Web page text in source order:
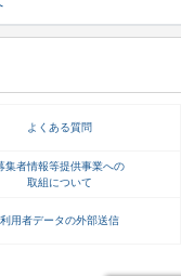
よくある質問
集者情報等提供事業への
取組について
利用者データの外部送信